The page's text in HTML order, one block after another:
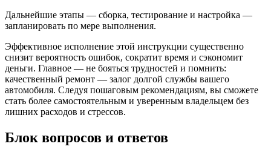
Дальнейшие этапы — сборка, тестирование и настройка —
запланировать по мере выполнения.
Эффективное исполнение этой инструкции существенно
снизит вероятность ошибок, сократит время и сэкономит
деньги. Главное — не бояться трудностей и помнить:
качественный ремонт — залог долгой службы вашего
автомобиля. Следуя пошаговым рекомендациям, вы сможете
стать более самостоятельным и уверенным владельцем без
лишних расходов и стрессов.
Блок вопросов и ответов